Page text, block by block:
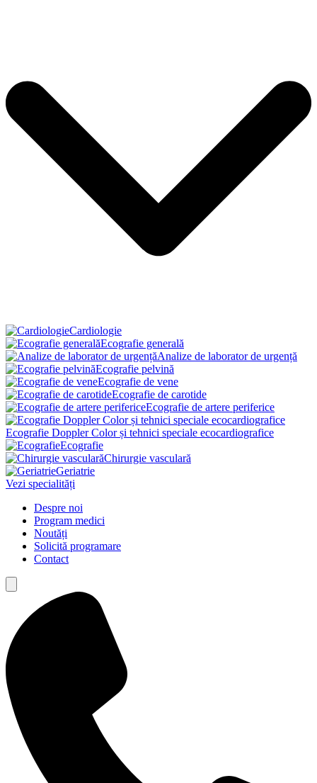
Cardiologie
Ecografie generală
Analize de laborator de urgență
Ecografie pelvină
Ecografie de vene
Ecografie de carotide
Ecografie de artere periferice
Ecografie Doppler Color și tehnici speciale ecocardiografice
Ecografie
Chirurgie vasculară
Geriatrie
Vezi specialități
Despre noi
Program medici
Noutăți
Solicită programare
Contact